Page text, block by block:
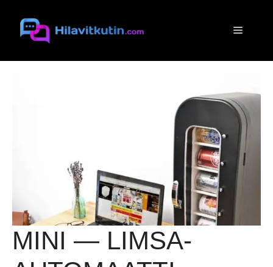
sisältöön
Valikko
MINI — LIMSA-